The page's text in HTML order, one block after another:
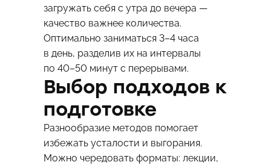
загружать себя с утра до вечера —
качество важнее количества.
Оптимально заниматься 3–4 часа
в день, разделив их на интервалы
по 40–50 минут с перерывами.
Выбор подходов к
подготовке
Разнообразие методов помогает
избежать усталости и выгорания.
Можно чередовать форматы: лекции,